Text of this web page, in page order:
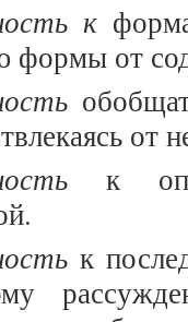
к
формы от
от
к
к